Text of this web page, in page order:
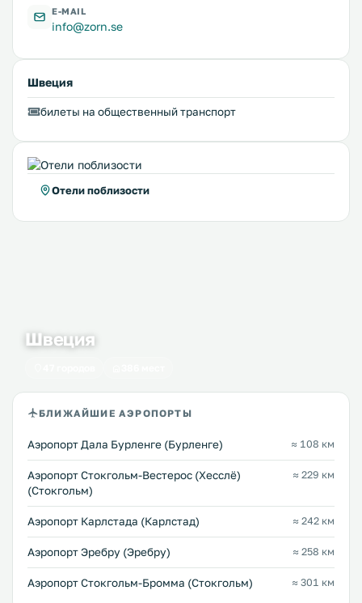
E-MAIL
info@zorn.se
Швеция
билеты на общественный транспорт
Отели поблизости
Швеция
БЛИЖАЙШИЕ АЭРОПОРТЫ
Аэропорт Дала Бурленге (Бурленге) ≈ 108 км
Аэропорт Стокгольм-Вестерос (Хесслё)
(Стокгольм)
≈ 229 км
Аэропорт Карлстада (Карлстад) ≈ 242 км
Аэропорт Эребру (Эребру) ≈ 258 км
Аэропорт Стокгольм-Бромма (Стокгольм) ≈ 301 км